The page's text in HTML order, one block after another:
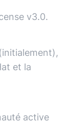
v3.0.
et la
active